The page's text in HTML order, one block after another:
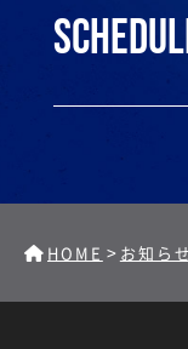
HOME > お知らせ